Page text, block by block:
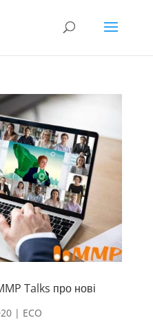
Talks про нові
| ECO